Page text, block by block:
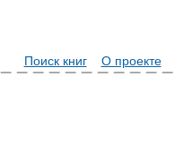
Поиск книг О проекте